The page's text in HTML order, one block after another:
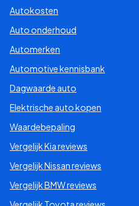
Autokosten
Auto onderhoud
Automerken
Automotive kennisbank
Dagwaarde auto
Elektrische auto kopen
Waardebepaling
Vergelijk Kia reviews
Vergelijk Nissan reviews
Vergelijk BMW reviews